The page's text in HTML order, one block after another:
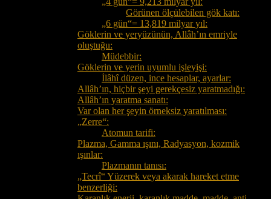
Görünen ölçülebilen gök katı:
„6 gün“= 13,819 milyar yıl:
Göklerin ve yeryüzünün, Allâh’ın emriyle
oluştuğu:
Müdebbir:
Göklerin ve yerin uyumlu işleyişi:
İlâhî düzen, ince hesaplar, ayarlar:
Allâh’ın, hiçbir şeyi gerekçesiz yaratmadığı:
Allâh’ın yaratma sanatı:
Var olan her şeyin örneksiz yaratılması:
„Zerre“:
Atomun tarifi:
Plazma, Gamma ışını, Radyasyon, kozmik
ışınlar:
Plazmanın tanısı:
„Tecrî“ Yüzerek veya akarak hareket etme
benzerliği: